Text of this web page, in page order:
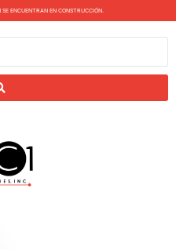
ENCUENTRAN EN CONSTRUCCIÓN.